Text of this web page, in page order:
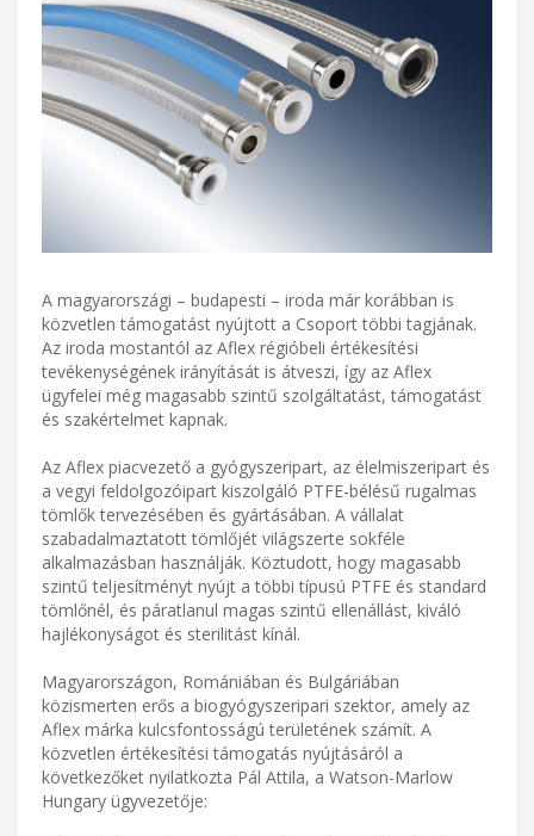
A magyarországi – budapesti – iroda már korábban is
közvetlen támogatást nyújtott a Csoport többi tagjának.
Az iroda mostantól az Aflex régióbeli értékesítési
tevékenységének irányítását is átveszi, így az Aflex
ügyfelei még magasabb szintű szolgáltatást, támogatást
és szakértelmet kapnak.
Az Aflex piacvezető a gyógyszeripart, az élelmiszeripart és
a vegyi feldolgozóipart kiszolgáló PTFE-bélésű rugalmas
tömlők tervezésében és gyártásában. A vállalat
szabadalmaztatott tömlőjét világszerte sokféle
alkalmazásban használják. Köztudott, hogy magasabb
szintű teljesítményt nyújt a többi típusú PTFE és standard
tömlőnél, és páratlanul magas szintű ellenállást, kiváló
hajlékonyságot és sterilitást kínál.
Magyarországon, Romániában és Bulgáriában
közismerten erős a biogyógyszeripari szektor, amely az
Aflex márka kulcsfontosságú területének számít. A
közvetlen értékesítési támogatás nyújtásáról a
következőket nyilatkozta Pál Attila, a Watson-Marlow
Hungary ügyvezetője: